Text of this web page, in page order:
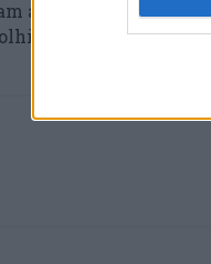
ainda que 740
na Rede